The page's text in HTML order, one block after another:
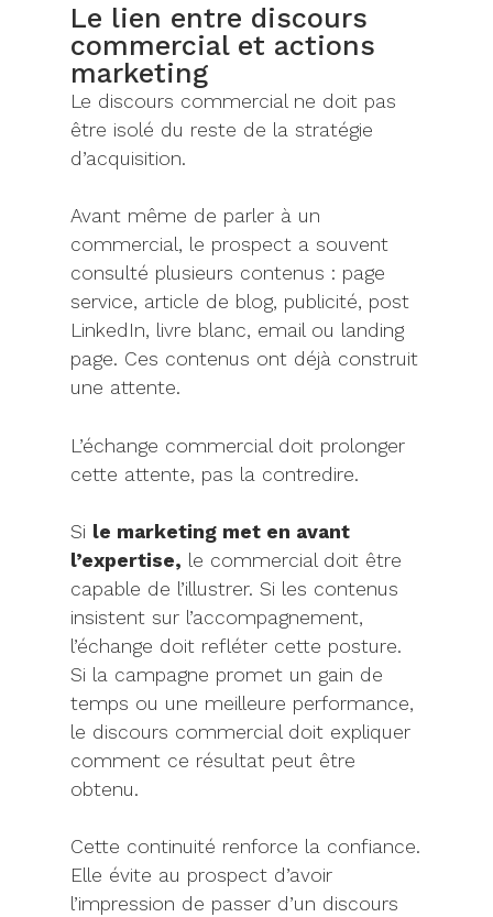
Le lien entre discours
commercial et actions
marketing
Le discours commercial ne doit pas
être isolé du reste de la stratégie
d’acquisition.
Avant même de parler à un
commercial, le prospect a souvent
consulté plusieurs contenus : page
service, article de blog, publicité, post
LinkedIn, livre blanc, email ou landing
page. Ces contenus ont déjà construit
une attente.
L’échange commercial doit prolonger
cette attente, pas la contredire.
Si le marketing met en avant
l’expertise, le commercial doit être
capable de l’illustrer. Si les contenus
insistent sur l’accompagnement,
l’échange doit refléter cette posture.
Si la campagne promet un gain de
temps ou une meilleure performance,
le discours commercial doit expliquer
comment ce résultat peut être
obtenu.
Cette continuité renforce la confiance.
Elle évite au prospect d’avoir
l’impression de passer d’un discours